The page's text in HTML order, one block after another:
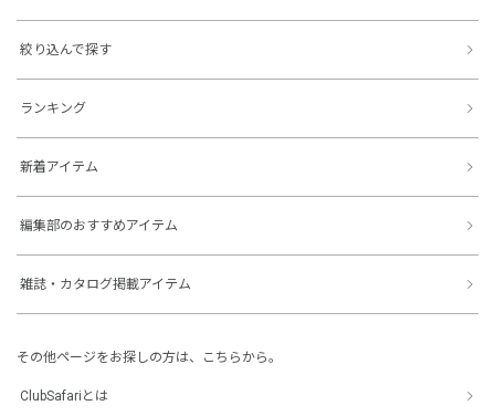
絞り込んで探す
ランキング
新着アイテム
編集部のおすすめアイテム
雑誌・カタログ掲載アイテム
その他ページをお探しの方は、こちらから。
ClubSafariとは